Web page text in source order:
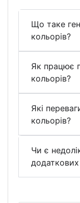
Що таке
кольорів?
Як працює
кольорів?
Які
кольорів?
Чи є
додаткових